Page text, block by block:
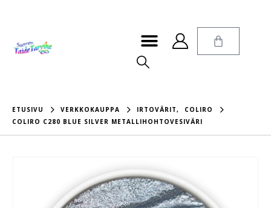
ETUSIVU VERKKOKAUPPA IRTOVÄRIT,
COLIRO
COLIRO C280 BLUE SILVER METALLIHOHTOVESIVÄRI